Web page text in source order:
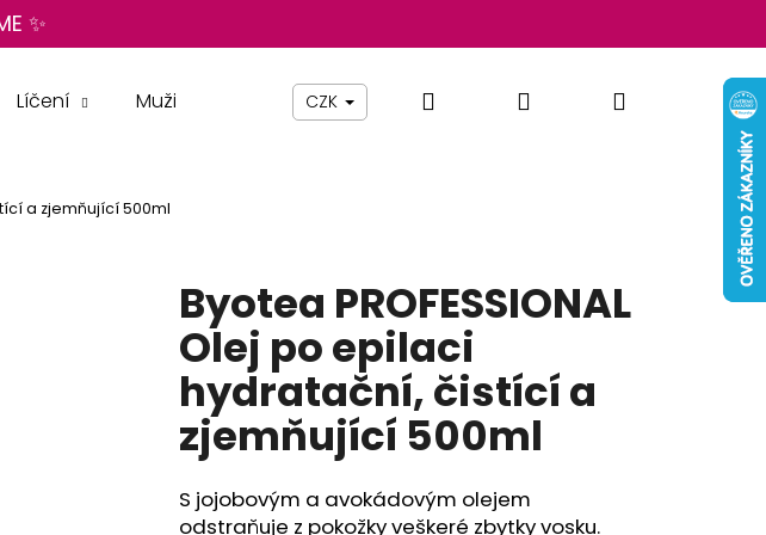
✨
Líčení Muži Beauty By Simona Pomůcky Nábytek
CZK Hledat PřihlášeníNákupní
a zjemňující 500ml
Byotea PROFESSIONAL
Olej po epilaci
hydratační, čistící a
zjemňující 500ml
S jojobovým a avokádovým olejem
odstraňuje z pokožky veškeré zbytky vosku.
HLEDAT